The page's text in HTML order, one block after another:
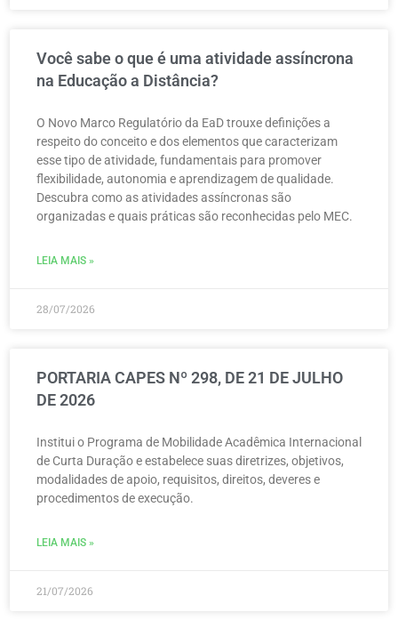
Você sabe o que é uma atividade assíncrona
na Educação a Distância?
O Novo Marco Regulatório da EaD trouxe definições a
respeito do conceito e dos elementos que caracterizam
esse tipo de atividade, fundamentais para promover
flexibilidade, autonomia e aprendizagem de qualidade.
Descubra como as atividades assíncronas são
organizadas e quais práticas são reconhecidas pelo MEC.
LEIA MAIS »
28/07/2026
PORTARIA CAPES Nº 298, DE 21 DE JULHO
DE 2026
Institui o Programa de Mobilidade Acadêmica Internacional
de Curta Duração e estabelece suas diretrizes, objetivos,
modalidades de apoio, requisitos, direitos, deveres e
procedimentos de execução.
LEIA MAIS »
21/07/2026